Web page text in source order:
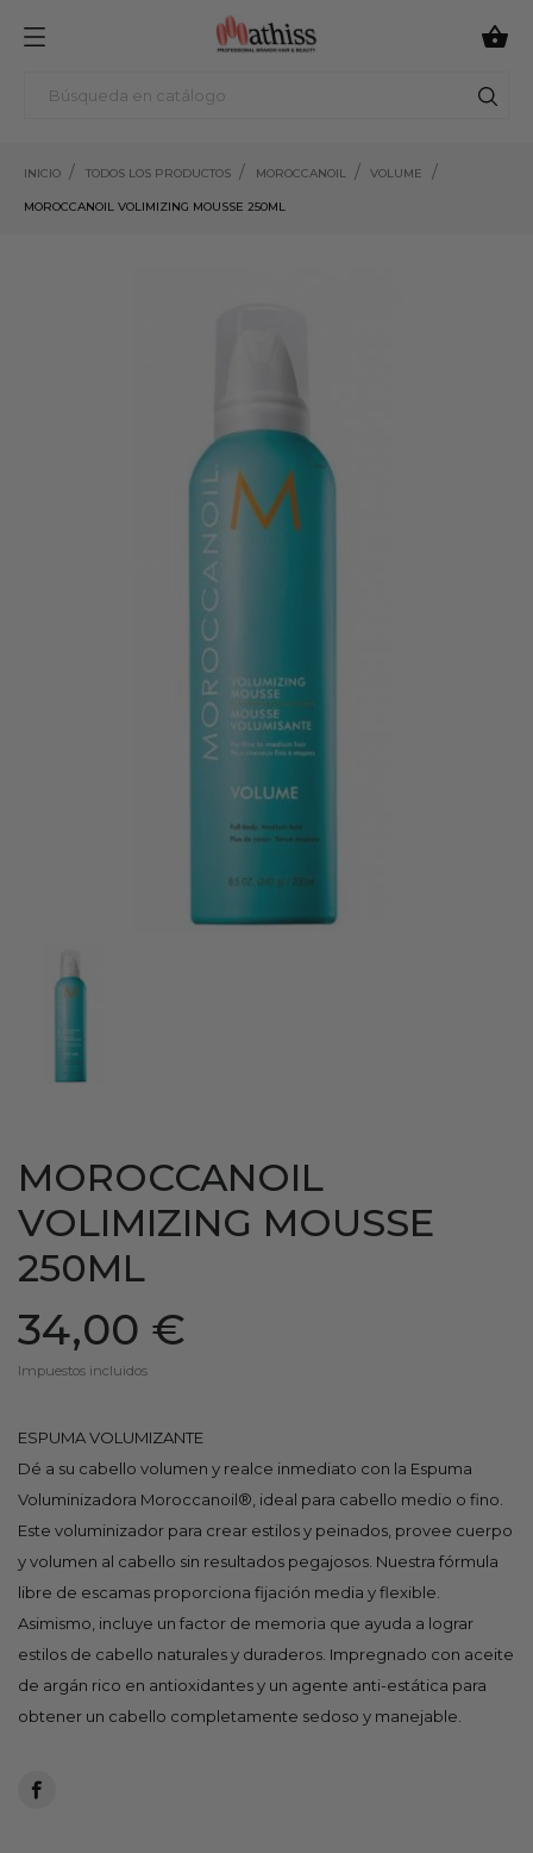

INICIO TODOS LOS PRODUCTOS MOROCCANOIL VOLUME
MOROCCANOIL VOLIMIZING MOUSSE 250ML
MOROCCANOIL
VOLIMIZING MOUSSE
250ML
34,00 €
Impuestos incluidos
ESPUMA VOLUMIZANTE
Dé a su cabello volumen y realce inmediato con la Espuma
Voluminizadora Moroccanoil®, ideal para cabello medio o fino.
Este voluminizador para crear estilos y peinados, provee cuerpo
y volumen al cabello sin resultados pegajosos. Nuestra fórmula
libre de escamas proporciona fijación media y flexible.
Asimismo, incluye un factor de memoria que ayuda a lograr
estilos de cabello naturales y duraderos. Impregnado con aceite
de argán rico en antioxidantes y un agente anti-estática para
obtener un cabello completamente sedoso y manejable.